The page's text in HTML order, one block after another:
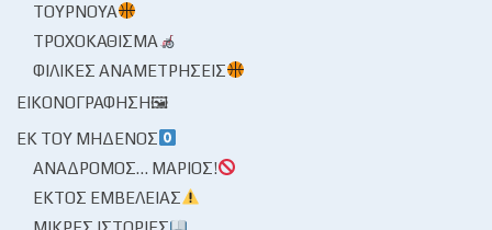
ΤΟΥΡΝΟΥΆ
ΤΡΟΧΟΚΆΘΙΣΜΑ
ΦΙΛΙΚΈΣ ΑΝΑΜΕΤΡΉΣΕΙΣ
ΕΙΚΟΝΟΓΡΆΦΗΣΗ🖼
ΕΚ ΤΟΥ ΜΗΔΕΝΌΣ
ΑΝΆΔΡΟΜΟΣ… ΜΆΡΙΟΣ!
ΕΚΤΌΣ ΕΜΒΈΛΕΙΑΣ